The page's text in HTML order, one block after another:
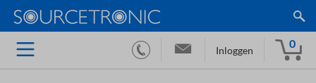
Inloggen
0